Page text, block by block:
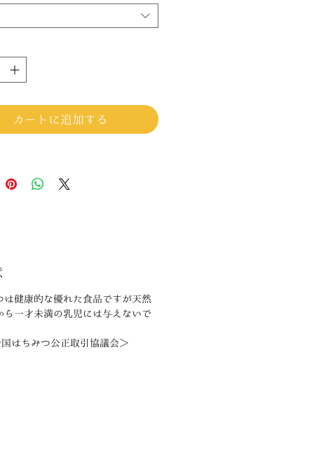
カートに追加する
は健康的な優れた食品ですが天然
ら一才未満の乳児には与えないで
はちみつ公正取引協議会＞